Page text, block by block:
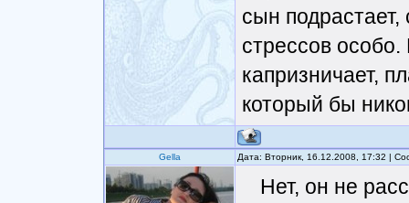
сын
стрессов
капризничает,
который бы
Gella Дата: Вторник, 16.12.2008, 17:32 |
Нет, он не